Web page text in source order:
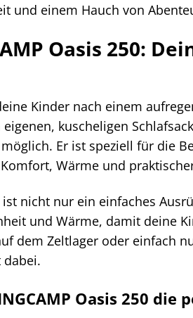
und einem Hauch von
Oasis 250:
Kinder nach einem
kuscheligen
Er ist speziell für die
Wärme und
ist nicht nur ein einfaches
und Wärme, damit deine
dem Zeltlager oder einfach
Oasis 250 die